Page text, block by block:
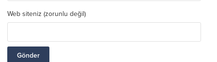
Web siteniz (zorunlu değil)